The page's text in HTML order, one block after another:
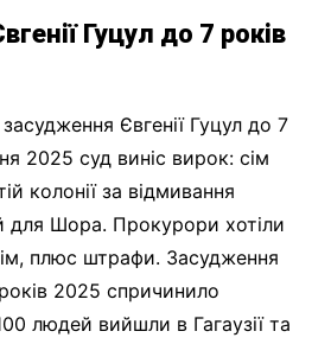
Гуцул до 7 років
засудження Євгенії Гуцул до 7
2025 суд виніс вирок: сім
колонії за відмивання
для Шора. Прокурори хотіли
плюс штрафи. Засудження
2025 спричинило
людей вийшли в Гагаузії та